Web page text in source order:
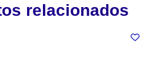
relacionados